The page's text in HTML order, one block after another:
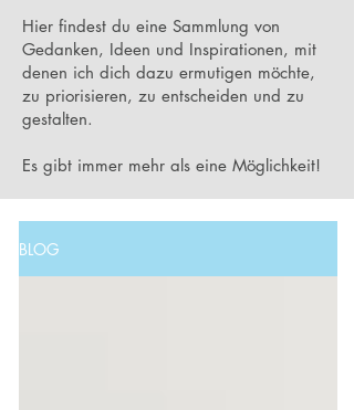
Hier findest du eine Sammlung von
Gedanken, Ideen und Inspirationen, mit
denen ich dich dazu ermutigen möchte,
zu priorisieren, zu entscheiden und zu
gestalten.
Es gibt immer mehr als eine Möglichkeit!
BLOG